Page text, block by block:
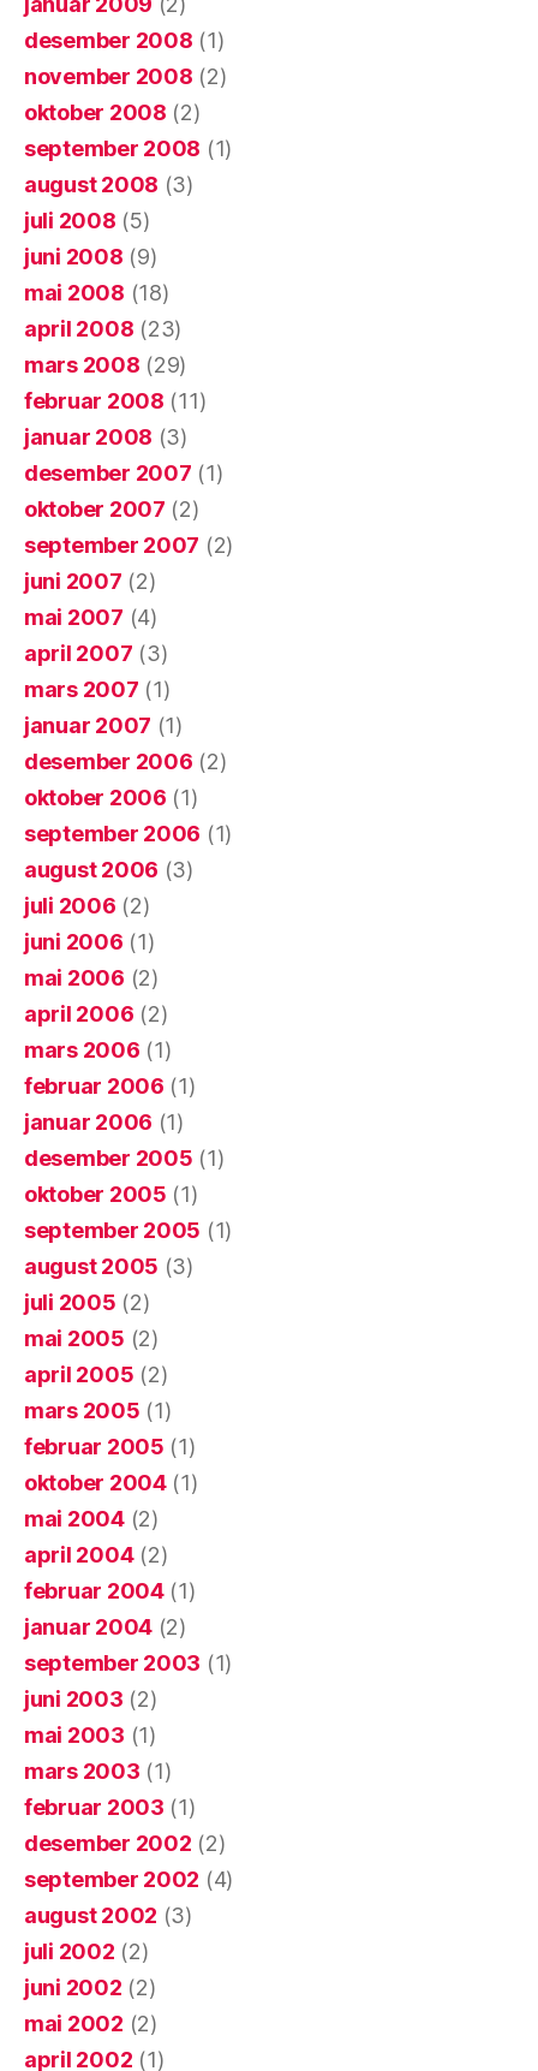
desember 2008 (1)
november 2008 (2)
oktober 2008 (2)
september 2008 (1)
august 2008 (3)
juli 2008 (5)
juni 2008 (9)
mai 2008 (18)
april 2008 (23)
mars 2008 (29)
februar 2008 (11)
januar 2008 (3)
desember 2007 (1)
oktober 2007 (2)
september 2007 (2)
juni 2007 (2)
mai 2007 (4)
april 2007 (3)
mars 2007 (1)
januar 2007 (1)
desember 2006 (2)
oktober 2006 (1)
september 2006 (1)
august 2006 (3)
juli 2006 (2)
juni 2006 (1)
mai 2006 (2)
april 2006 (2)
mars 2006 (1)
februar 2006 (1)
januar 2006 (1)
desember 2005 (1)
oktober 2005 (1)
september 2005 (1)
august 2005 (3)
juli 2005 (2)
mai 2005 (2)
april 2005 (2)
mars 2005 (1)
februar 2005 (1)
oktober 2004(1)
mai 2004(2)
april 2004(2)
februar 2004(1)
januar 2004 (2)
september 2003 (1)
juni 2003 (2)
mai 2003 (1)
mars 2003 (1)
februar 2003 (1)
desember 2002 (2)
september 2002 (4)
august 2002 (3)
juli 2002 (2)
juni 2002 (2)
mai 2002 (2)
april 2002 (1)